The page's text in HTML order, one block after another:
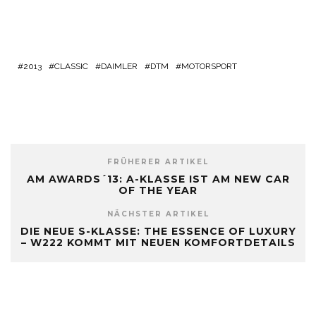
2013 CLASSIC DAIMLER DTM MOTORSPORT
FRÜHERER ARTIKEL
AM AWARDS´13: A-KLASSE IST AM NEW CAR
OF THE YEAR
NÄCHSTER ARTIKEL
DIE NEUE S-KLASSE: THE ESSENCE OF LUXURY
– W222 KOMMT MIT NEUEN KOMFORTDETAILS